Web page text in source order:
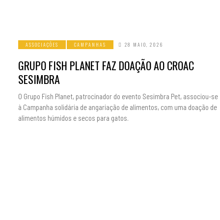
ASSOCIAÇÕES CAMPANHAS 28 MAIO, 2026
GRUPO FISH PLANET FAZ DOAÇÃO AO CROAC
SESIMBRA
O Grupo Fish Planet, patrocinador do evento Sesimbra Pet, associou-se
à Campanha solidária de angariação de alimentos, com uma doação de
alimentos húmidos e secos para gatos.